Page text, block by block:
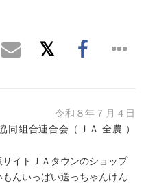
令和８年７月４日
同組合連合会（ＪＡ 全農 ）
イトＪＡタウンのショップ
もんいっぱい送っちゃんけん